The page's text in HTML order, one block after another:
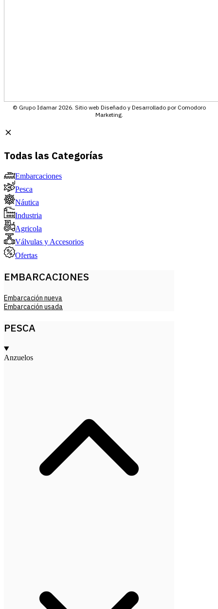
© Grupo Idamar 2026. Sitio web Diseñado y Desarrollado por Comodoro
Marketing.
Todas las Categorías
Embarcaciones
Pesca
Náutica
Industria
Agricola
Válvulas y Accesorios
Ofertas
EMBARCACIONES
Embarcación nueva
Embarcación usada
PESCA
Anzuelos